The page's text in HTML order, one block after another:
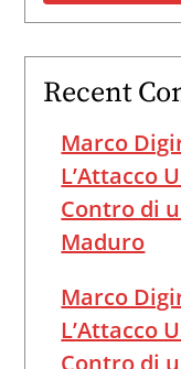
Recent
Marco
L’Attacco
Contro di
Maduro
Marco
L’Attacco
Contro di